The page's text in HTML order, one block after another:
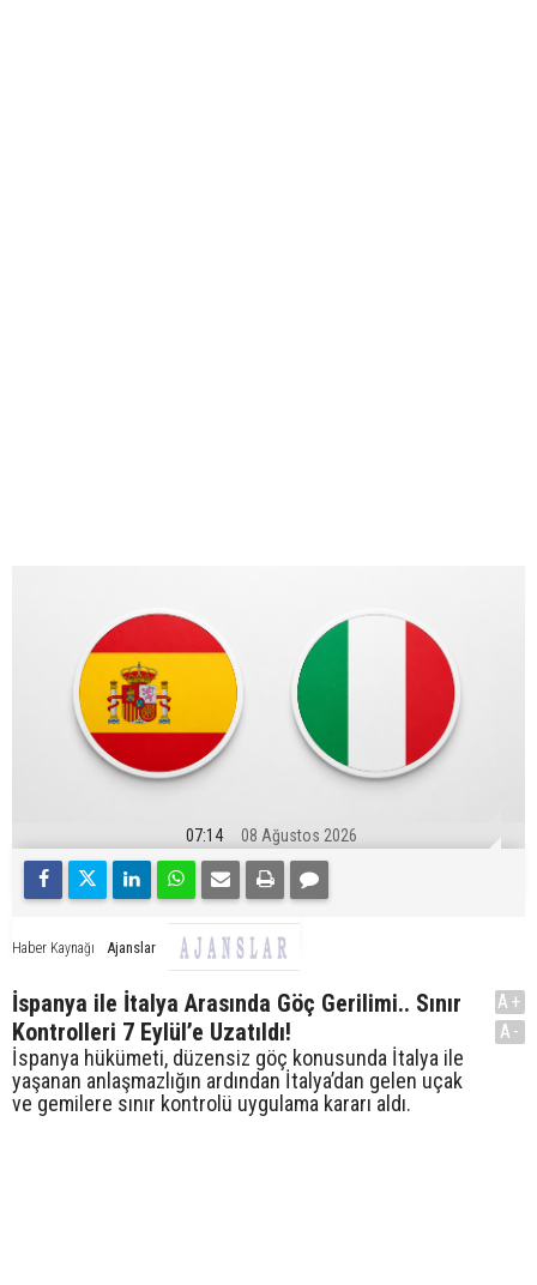
07:14 08 Ağustos 2026
Haber Kaynağı Ajanslar
İspanya ile İtalya Arasında Göç Gerilimi.. Sınır
Kontrolleri 7 Eylül’e Uzatıldı!
İspanya hükümeti, düzensiz göç konusunda İtalya ile
yaşanan anlaşmazlığın ardından İtalya’dan gelen uçak
ve gemilere sınır kontrolü uygulama kararı aldı.
A+
A-